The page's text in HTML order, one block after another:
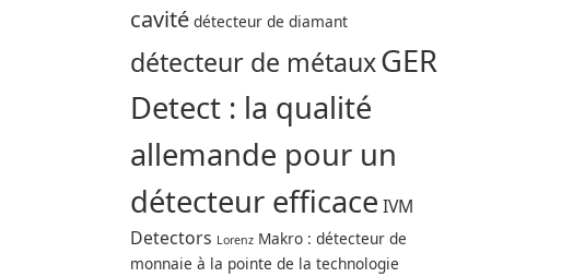
cavité détecteur de diamant
détecteur de métauxGER
Detect : la qualité
allemande pour un
détecteur efficace IVM
Detectors Lorenz Makro : détecteur de
monnaie à la pointe de la technologie